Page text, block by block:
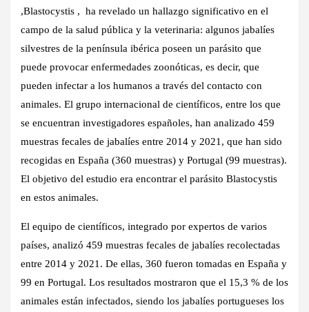
,Blastocystis , ha revelado un hallazgo significativo en el
campo de la salud pública y la veterinaria: algunos jabalíes
silvestres de la península ibérica poseen un parásito que
puede provocar enfermedades zoonóticas, es decir, que
pueden infectar a los humanos a través del contacto con
animales. El grupo internacional de científicos, entre los que
se encuentran investigadores españoles, han analizado 459
muestras fecales de jabalíes entre 2014 y 2021, que han sido
recogidas en España (360 muestras) y Portugal (99 muestras).
El objetivo del estudio era encontrar el parásito Blastocystis
en estos animales.
El equipo de científicos, integrado por expertos de varios
países, analizó 459 muestras fecales de jabalíes recolectadas
entre 2014 y 2021. De ellas, 360 fueron tomadas en España y
99 en Portugal. Los resultados mostraron que el 15,3 % de los
animales están infectados, siendo los jabalíes portugueses los